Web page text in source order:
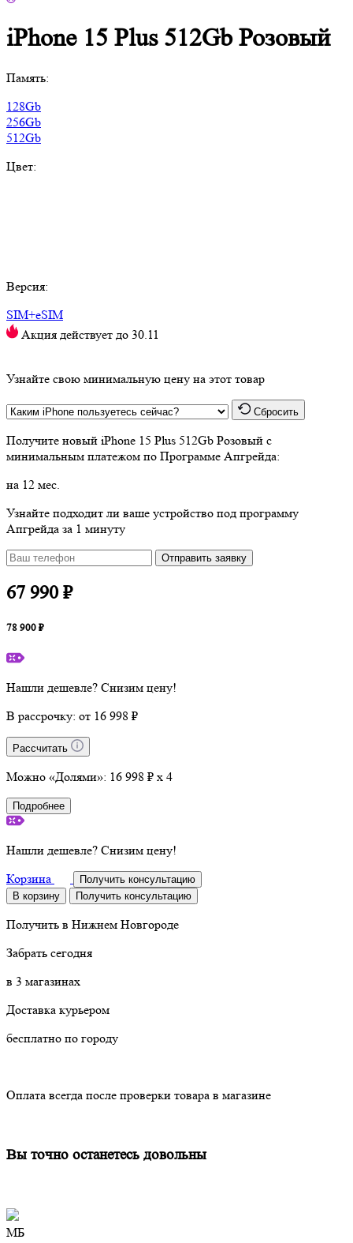
iPhone 15 Plus 512Gb Розовый
Память:
128Gb
256Gb
512Gb
Цвет:
Версия:
SIM+eSIM
Акция действует до 30.11
Узнайте свою минимальную цену на этот товар
Сбросить
Получите новый iPhone 15 Plus 512Gb Розовый с
минимальным платежом по Программе Апгрейда:
на 12 мес.
Узнайте подходит ли ваше устройство под программу
Апгрейда за 1 минуту
Отправить заявку
67 990 ₽
78 900 ₽
Нашли дешевле? Снизим цену!
В рассрочку: от 16 998 ₽
Рассчитать
Можно «Долями»: 16 998 ₽ x 4
Подробнее
Нашли дешевле? Снизим цену!
Корзина
Получить консультацию
В корзину
Получить консультацию
Получить в Нижнем Новгороде
Забрать сегодня
в 3 магазинах
Доставка курьером
бесплатно по городу
Оплата всегда после проверки товара в магазине
Вы точно останетесь довольны
МБ